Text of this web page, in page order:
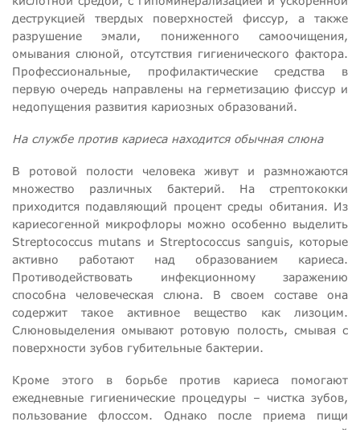
деструкцией твердых поверхностей фиссур, а также
разрушение эмали, пониженного самоочищения,
омывания слюной, отсутствия гигиенического фактора.
Профессиональные, профилактические средства в
первую очередь направлены на герметизацию фиссур и
недопущения развития кариозных образований.
На службе против кариеса находится обычная слюна
В ротовой полости человека живут и размножаются
множество различных бактерий. На стрептококки
приходится подавляющий процент среды обитания. Из
кариесогенной микрофлоры можно особенно выделить
Streptococcus mutans и Streptococcus sanguis, которые
активно работают над образованием кариеса.
Противодействовать инфекционному заражению
способна человеческая слюна. В своем составе она
содержит такое активное вещество как лизоцим.
Слюновыделения омывают ротовую полость, смывая с
поверхности зубов губительные бактерии.
Кроме этого в борьбе против кариеса помогают
ежедневные гигиенические процедуры – чистка зубов,
пользование флоссом. Однако после приема пищи